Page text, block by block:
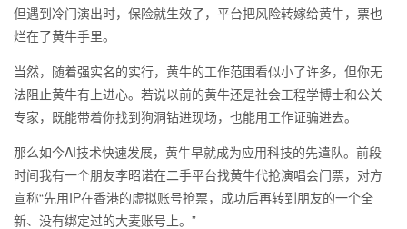
但遇到冷门演出时，保险就生效了，平台把风险转嫁给黄牛，票也
烂在了黄牛手里。
当然，随着强实名的实行，黄牛的工作范围看似小了许多，但你无
法阻止黄牛有上进心。若说以前的黄牛还是社会工程学博士和公关
专家，既能带着你找到狗洞钻进现场，也能用工作证骗进去。
那么如今AI技术快速发展，黄牛早就成为应用科技的先遣队。前段
时间我有一个朋友李昭诺在二手平台找黄牛代抢演唱会门票，对方
宣称“先用IP在香港的虚拟账号抢票，成功后再转到朋友的一个全
新、没有绑定过的大麦账号上。”